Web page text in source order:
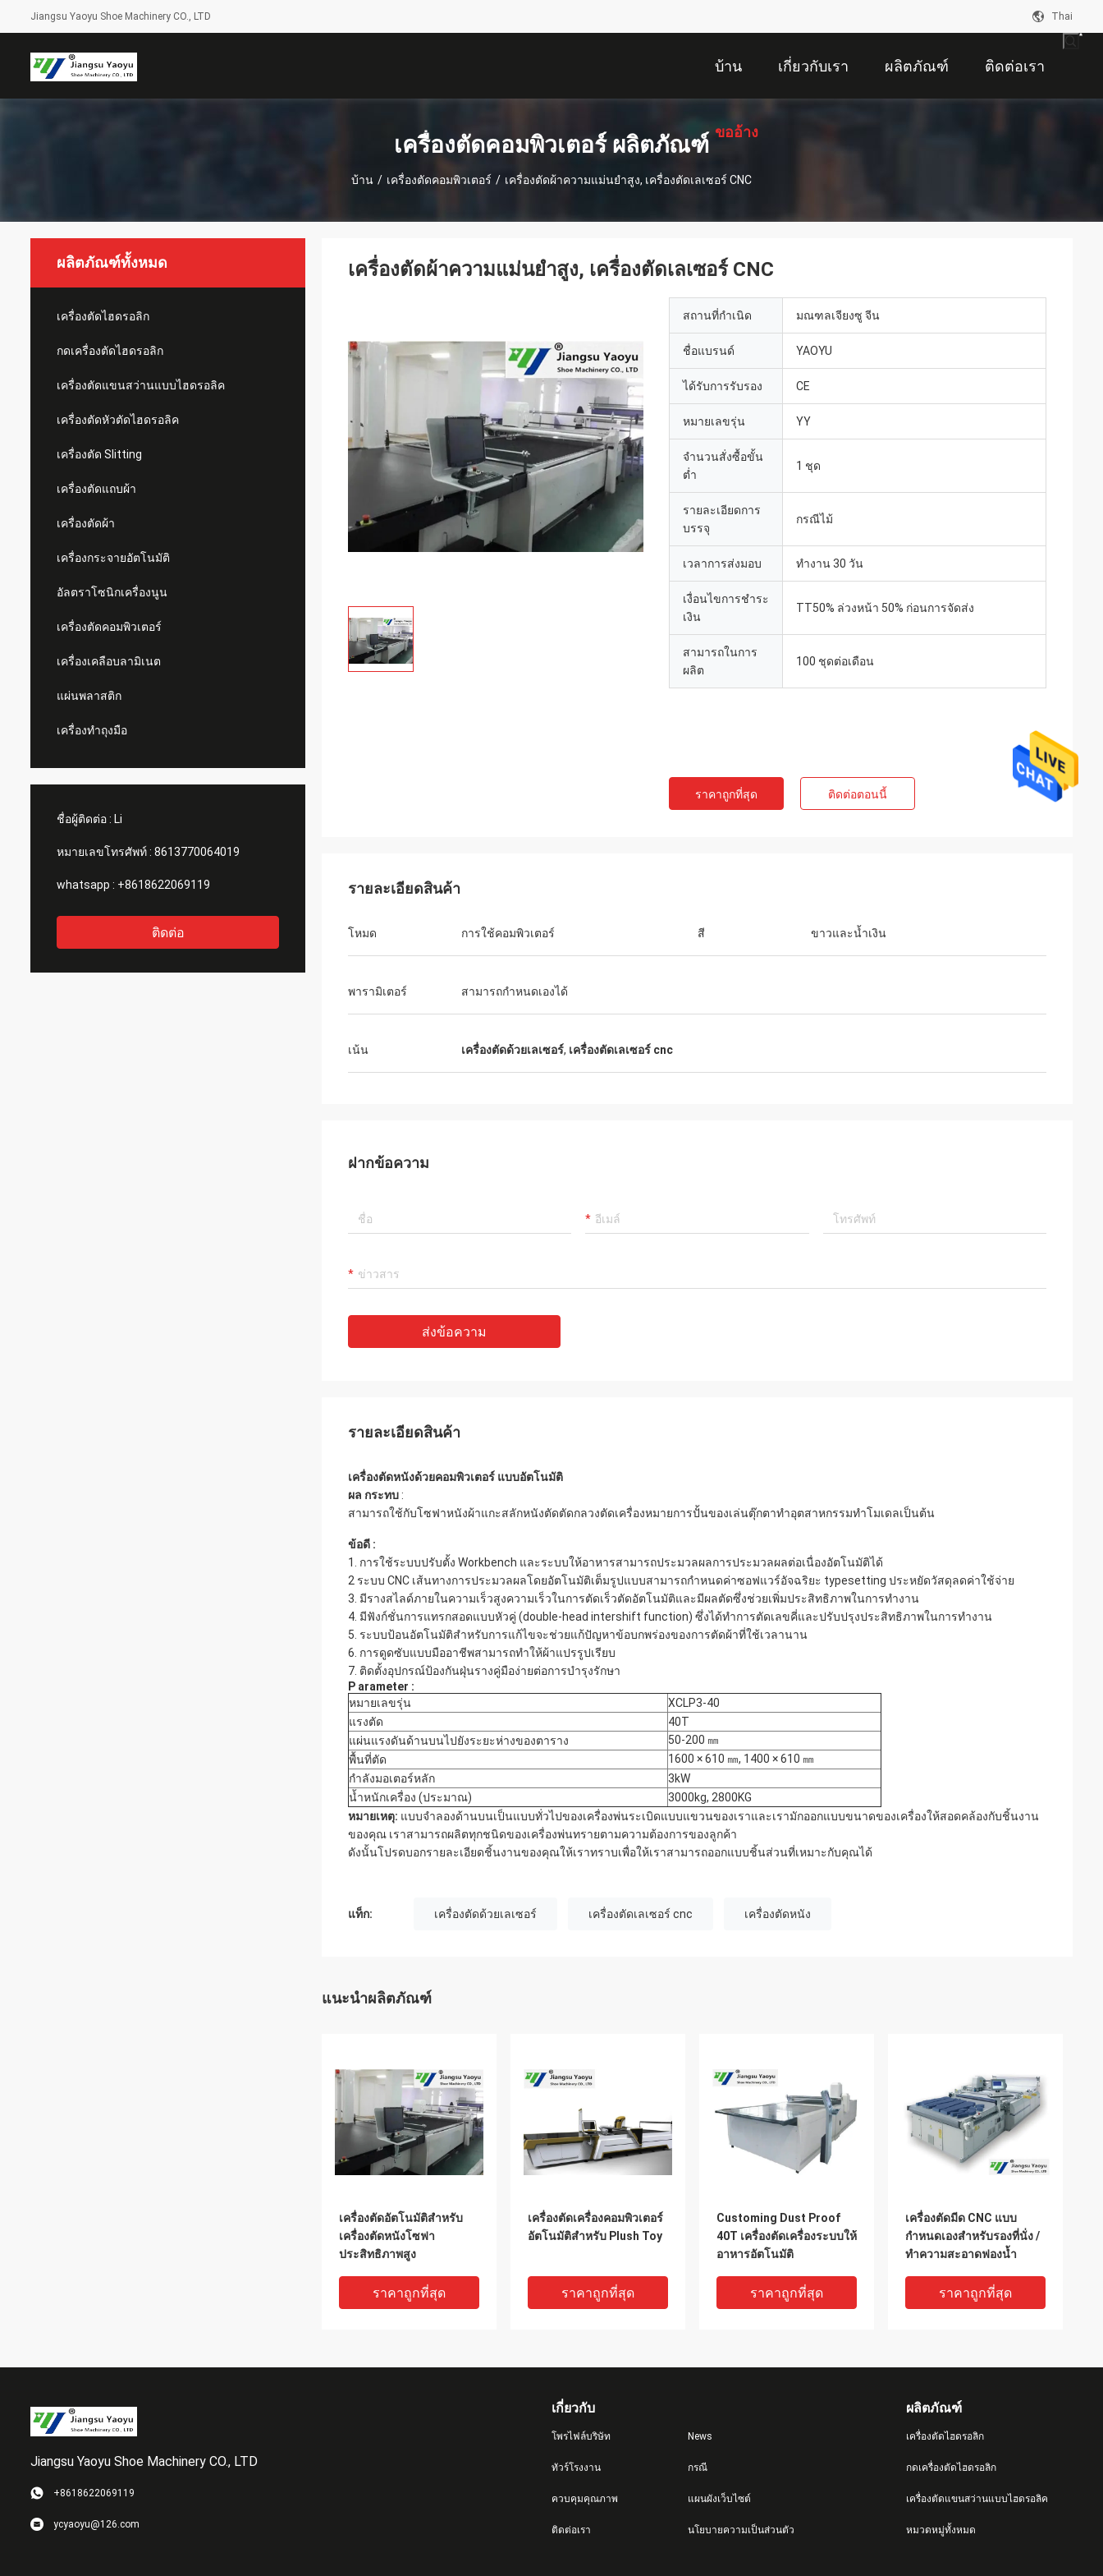
Jiangsu Yaoyu Shoe Machinery CO., LTD Thai
บ้าน เกี่ยวกับเรา ผลิตภัณฑ์ ติดต่อเรา
ขออ้าง
เครื่องตัดคอมพิวเตอร์ ผลิตภัณฑ์
บ้าน / เครื่องตัดคอมพิวเตอร์ / เครื่องตัดผ้าความแม่นยำสูง, เครื่องตัดเลเซอร์ CNC
ผลิตภัณฑ์ทั้งหมด
เครื่องตัดไฮดรอลิก
กดเครื่องตัดไฮดรอลิก
เครื่องตัดแขนสว่านแบบไฮดรอลิค
เครื่องตัดหัวตัดไฮดรอลิค
เครื่องตัด Slitting
เครื่องตัดแถบผ้า
เครื่องตัดผ้า
เครื่องกระจายอัตโนมัติ
อัลตราโซนิกเครื่องนูน
เครื่องตัดคอมพิวเตอร์
เครื่องเคลือบลามิเนต
แผ่นพลาสติก
เครื่องทำถุงมือ
ชื่อผู้ติดต่อ : Li
หมายเลขโทรศัพท์ : 8613770064019
whatsapp : +8618622069119
ติดต่อ
เครื่องตัดผ้าความแม่นยำสูง, เครื่องตัดเลเซอร์ CNC
สถานที่กำเนิด มณฑลเจียงซู จีน
ชื่อแบรนด์ YAOYU
ได้รับการรับรอง CE
หมายเลขรุ่น YY
จำนวนสั่งซื้อขั้น
ต่ำ
1 ชุด
รายละเอียดการ
บรรจุ
กรณีไม้
เวลาการส่งมอบ ทำงาน 30 วัน
เงื่อนไขการชำระ
เงิน
TT50% ล่วงหน้า 50% ก่อนการจัดส่ง
สามารถในการ
ผลิต
100 ชุดต่อเดือน
ราคาถูกที่สุด ติดต่อตอนนี้
รายละเอียดสินค้า
โหมด การใช้คอมพิวเตอร์ สี ขาวและน้ำเงิน
พารามิเตอร์ สามารถกำหนดเองได้
เน้น เครื่องตัดด้วยเลเซอร์, เครื่องตัดเลเซอร์ cnc
ฝากข้อความ
ส่งข้อความ
รายละเอียดสินค้า
เครื่องตัดหนังด้วยคอมพิวเตอร์ แบบอัตโนมัติ
ผล กระทบ :
สามารถใช้กับโซฟาหนังผ้าแกะสลักหนังตัดตัดกลวงตัดเครื่องหมายการปั้นของเล่นตุ๊กตาทำอุตสาหกรรมทำโมเดลเป็นต้น
ข้อดี :
1. การใช้ระบบปรับตั้ง Workbench และระบบให้อาหารสามารถประมวลผลการประมวลผลต่อเนื่องอัตโนมัติได้
2 ระบบ CNC เส้นทางการประมวลผลโดยอัตโนมัติเต็มรูปแบบสามารถกำหนดค่าซอฟแวร์อัจฉริยะ typesetting ประหยัดวัสดุลดค่าใช้จ่าย
3. มีรางสไลด์ภายในความเร็วสูงความเร็วในการตัดเร็วตัดอัตโนมัติและมีผลตัดซึ่งช่วยเพิ่มประสิทธิภาพในการทำงาน
4. มีฟังก์ชั่นการแทรกสอดแบบหัวคู่ (double-head intershift function) ซึ่งได้ทำการตัดเลขคี่และปรับปรุงประสิทธิภาพในการทำงาน
5. ระบบป้อนอัตโนมัติสำหรับการแก้ไขจะช่วยแก้ปัญหาข้อบกพร่องของการตัดผ้าที่ใช้เวลานาน
6. การดูดซับแบบมืออาชีพสามารถทำให้ผ้าแปรรูปเรียบ
7. ติดตั้งอุปกรณ์ป้องกันฝุ่นรางคู่มือง่ายต่อการบำรุงรักษา
P arameter :
หมายเลขรุ่น
XCLP3-40
แรงตัด
40T
แผ่นแรงดันด้านบนไปยังระยะห่างของตาราง
50-200 ㎜
พื้นที่ตัด
1600 × 610 ㎜, 1400 × 610 ㎜
กำลังมอเตอร์หลัก
3kW
น้ำหนักเครื่อง (ประมาณ)
3000kg, 2800KG
หมายเหตุ: แบบจำลองด้านบนเป็นแบบทั่วไปของเครื่องพ่นระเบิดแบบแขวนของเราและเรามักออกแบบขนาดของเครื่องให้สอดคล้องกับชิ้นงาน
ของคุณ เราสามารถผลิตทุกชนิดของเครื่องพ่นทรายตามความต้องการของลูกค้า
ดังนั้นโปรดบอกรายละเอียดชิ้นงานของคุณให้เราทราบเพื่อให้เราสามารถออกแบบชิ้นส่วนที่เหมาะกับคุณได้
แท็ก: เครื่องตัดด้วยเลเซอร์ เครื่องตัดเลเซอร์ cnc เครื่องตัดหนัง
แนะนำผลิตภัณฑ์
เครื่องตัดอัตโนมัติสำหรับ
เครื่องตัดหนังโซฟา
ประสิทธิภาพสูง
ราคาถูกที่สุด
เครื่องตัดเครื่องคอมพิวเตอร์
อัตโนมัติสำหรับ Plush Toy
ราคาถูกที่สุด
Customing Dust Proof
40T เครื่องตัดเครื่องระบบให้
อาหารอัตโนมัติ
ราคาถูกที่สุด
เครื่องตัดมีด CNC แบบ
กำหนดเองสำหรับรองที่นั่ง /
ทำความสะอาดฟองน้ำ
ราคาถูกที่สุด
เครื่องตัดผ้าความแม่นยำสูง,
เครื่องตัดคอมพิวเตอร์ที่มี
เครื่องตัดผ้าซีเอ็นซี, เครื่อง
Jiangsu Yaoyu Shoe Machinery CO., LTD
+8618622069119
ycyaoyu@126.com
เกี่ยวกับ
โพรไฟล์บริษัท
ทัวร์โรงงาน
ควบคุมคุณภาพ
ติดต่อเรา
News
กรณี
แผนผังเว็บไซต์
นโยบายความเป็นส่วนตัว
ผลิตภัณฑ์
เครื่องตัดไฮดรอลิก
กดเครื่องตัดไฮดรอลิก
เครื่องตัดแขนสว่านแบบไฮดรอลิค
หมวดหมู่ทั้งหมด